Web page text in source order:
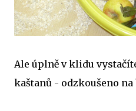
Ale úplně v klidu
kaštanů - odzkoušeno na